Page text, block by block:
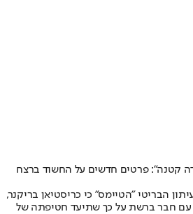
קטנה": פרטים חדשים על החשוד ברצח
הבריטי "הטיימס" כי כריסטיאן בריקנר,
חבר ברשת על כך שתיעד חטיפתה של